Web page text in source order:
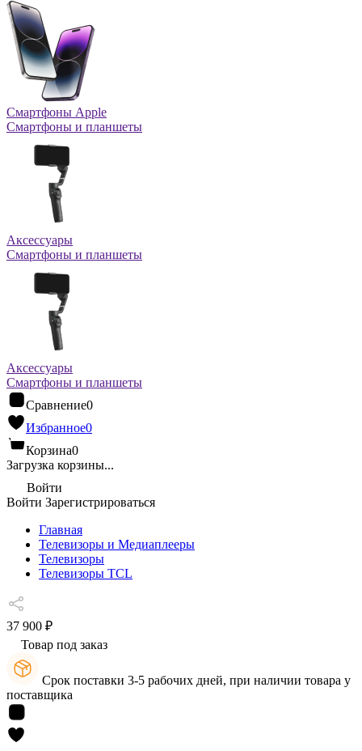
Смартфоны Apple
Смартфоны и планшеты
Аксессуары
Смартфоны и планшеты
Аксессуары
Смартфоны и планшеты
Сравнение0
Избранное0
Корзина0
Загрузка корзины...
Войти
Войти Зарегистрироваться
Главная
Телевизоры и Медиаплееры
Телевизоры
Телевизоры TCL
37 900 ₽
Товар под заказ
Срок поставки 3-5 рабочих дней, при наличии товара у
поставщика